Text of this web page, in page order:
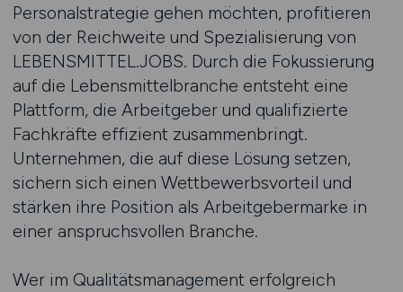
Personalstrategie gehen möchten, profitieren
von der Reichweite und Spezialisierung von
LEBENSMITTEL.JOBS. Durch die Fokussierung
auf die Lebensmittelbranche entsteht eine
Plattform, die Arbeitgeber und qualifizierte
Fachkräfte effizient zusammenbringt.
Unternehmen, die auf diese Lösung setzen,
sichern sich einen Wettbewerbsvorteil und
stärken ihre Position als Arbeitgebermarke in
einer anspruchsvollen Branche.
Wer im Qualitätsmanagement erfolgreich